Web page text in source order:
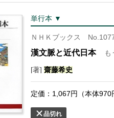
単行本 ▼
ＮＨＫブックス
漢文脈と近代日本 も
[著] 齋藤希史
定価： 1,067円（本体970
品切れ